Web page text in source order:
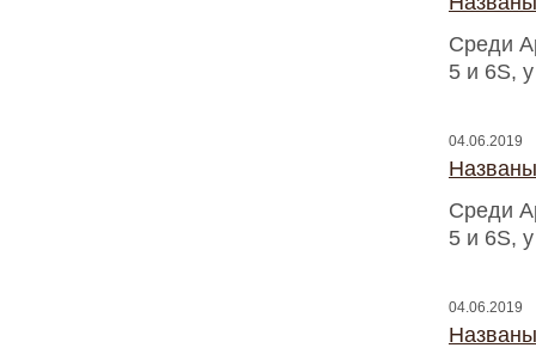
Среди
5 и 6S,
04.06.2019
Среди
5 и 6S,
04.06.2019